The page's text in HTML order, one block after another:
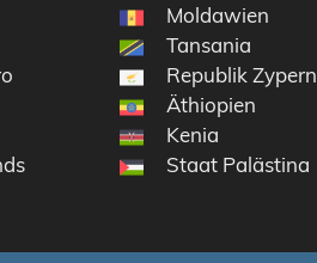
Moldawien
Tansania
Republik Zypern
Äthiopien
Kenia
Staat Palästina